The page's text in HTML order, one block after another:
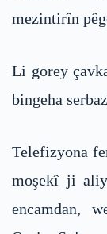
mezintirîn
Li gorey
bingeha
Telefizyona
moşekî ji
encamdan,